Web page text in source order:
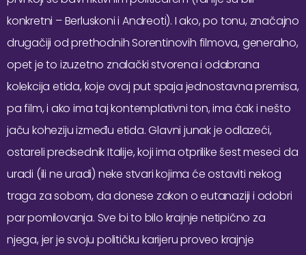
konkretni – Berluskoni i Andreoti). I ako, po tonu, značajno
drugačiji od prethodnih Sorentinovih filmova, generalno,
opet je to izuzetno znalački stvorena i odabrana
kolekcija etida, koje ovaj put spaja jednostavna premisa,
pa film, i ako ima taj kontemplativni ton, ima čak i nešto
jaču koheziju između etida. Glavni junak je odlazeći,
ostareli predsednik Italije, koji ima otprilike šest meseci da
uradi (ili ne uradi) neke stvari kojima će ostaviti nekog
traga za sobom, da donese zakon o eutanaziji i odobri
par pomilovanja. Sve bi to bilo krajnje netipično za
njega, jer je svoju političku karijeru proveo krajnje